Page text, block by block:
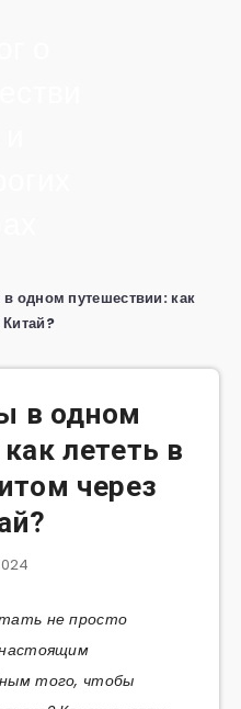
одном путешествии: как
в одном
лететь в
через
не просто
того, чтобы